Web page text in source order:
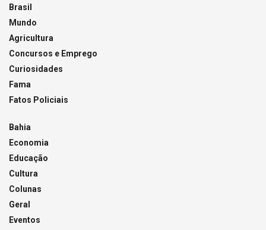
Brasil
Mundo
Agricultura
Concursos e Emprego
Curiosidades
Fama
Fatos Policiais
Bahia
Economia
Educação
Cultura
Colunas
Geral
Eventos